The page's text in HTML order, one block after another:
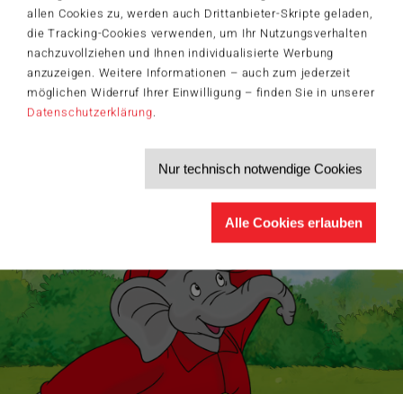
allen Cookies zu, werden auch Drittanbieter-Skripte geladen,
die Tracking-Cookies verwenden, um Ihr Nutzungsverhalten
nachzuvollziehen und Ihnen individualisierte Werbung
anzuzeigen. Weitere Informationen – auch zum jederzeit
möglichen Widerruf Ihrer Einwilligung – finden Sie in unserer
Datenschutzerklärung
Nur technisch notwendige Cookies
Alle Cookies erlauben
Willkommensgutschein in Höhe von 5€ für Ihren nächsten Einkauf im
Schmidt-Spiele-Shop.
Produktneuheiten und Sortimentserweiterungen
Informationen zu Veranstaltungen und Aktionen
Service-Informationen, z.B. zur Ersatzteilversorgung
Ich möchte den Schmidt-Spiele-Newsletter erhalten. Die Abmeldung ist
>